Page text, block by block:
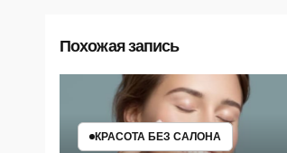
Похожая запись
КРАСОТА БЕЗ САЛОНА